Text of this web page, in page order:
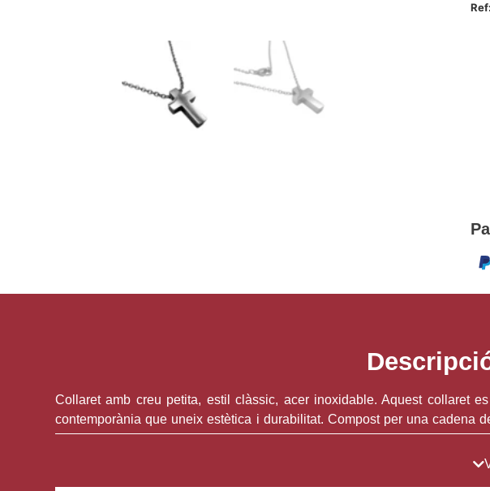
Ref:
Collaret amb creu petita, estil clàssic, acer inoxidable. Aquest collaret
contemporània que uneix estètica i durabilitat. Compost per una cadena
petita creu d’1 cm d’alçada per 0,9 cm d’amplada com a penjoll.